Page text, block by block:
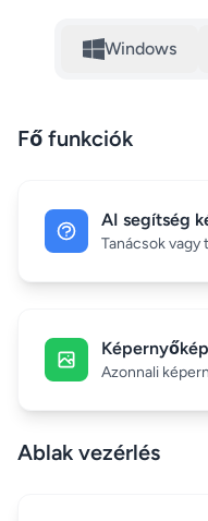
Windows
Fő funkciók
AI segítség
Tanácsok vagy
Azonnali
Ablak vezérlés